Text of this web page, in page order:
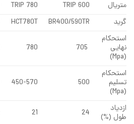
متریال TRIP 600
TRIP 780
گرید
BR400/590TR
HCT780T
استحکام
نهایی
(Mpa)
780
استحکام
تسلیم
(Mpa)
500
450-570
ازدیاد
طول (%)
24
21